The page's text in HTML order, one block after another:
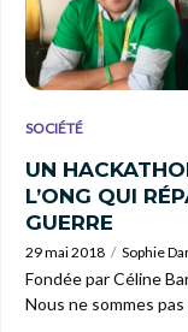
SOCIÉTÉ
UN
L’ONG QUI
GUERRE
29 mai 2018 Sophie
Fondée par Céline
Nous ne sommes